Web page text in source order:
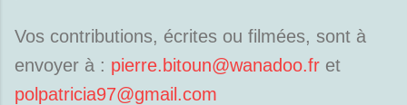
Vos contributions, écrites ou filmées, sont à
envoyer à : pierre.bitoun@wanadoo.fr et
polpatricia97@gmail.com